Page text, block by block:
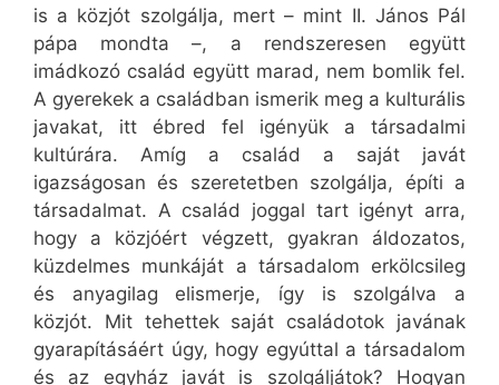
is a közjót szolgálja, mert – mint II. János Pál
pápa mondta –, a rendszeresen együtt
imádkozó család együtt marad, nem bomlik fel.
A gyerekek a családban ismerik meg a kulturális
javakat, itt ébred fel igényük a társadalmi
kultúrára. Amíg a család a saját javát
igazságosan és szeretetben szolgálja, építi a
társadalmat. A család joggal tart igényt arra,
hogy a közjóért végzett, gyakran áldozatos,
küzdelmes munkáját a társadalom erkölcsileg
és anyagilag elismerje, így is szolgálva a
közjót. Mit tehettek saját családotok javának
gyarapításáért úgy, hogy egyúttal a társadalom
és az egyház javát is szolgáljátok? Hogyan